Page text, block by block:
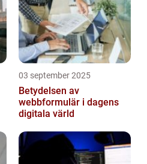
03 september 2025
Betydelsen av
webbformulär i dagens
digitala värld